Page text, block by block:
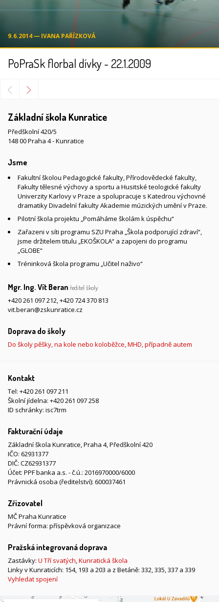
9.6.2014 ― IVANA PAŘÍZKOVÁ
PoPraSk florbal dívky - 22.1.2009
Základní škola Kunratice
Předškolní 420/5
148 00 Praha 4 - Kunratice
Jsme
Fakultní školou Pedagogické fakulty, Přírodovědecké fakulty,
Fakulty tělesné výchovy a sportu a Husitské teologické fakulty
Univerzity Karlovy v Praze a spolupracuje s Katedrou výchovné
dramatiky Divadelní fakulty Akademie múzických umění v Praze.
Pilotní škola projektu „Pomáháme školám k úspěchu“
Zařazeni v síti programu SZU Praha „Škola podporující zdraví“,
jsme držitelem titulu „EKOŠKOLA“ a zapojeni do programu
„GLOBE“
Tréninková škola programu „Učitel naživo“
Mgr. Ing. Vít Beran ředitel školy
+420 261 097 212,+420 724 370 813
vit.beran@zskunratice.cz
Doprava do školy
Do školy pěšky, na kole nebo koloběžce, MHD, případně autem
Kontakt
Tel: +420 261 097 211
Školní jídelna: +420 261 097 258
ID schránky: isc7trm
Fakturační údaje
Základní škola Kunratice, Praha 4, Předškolní 420
IČO: 62931377
DIČ: CZ62931377
Účet: PPF banka a.s. - č.ú.: 2016970000/6000
Právnická osoba (ředitelství): 600037461
Zřizovatel
MČ Praha Kunratice
Právní forma: příspěvková organizace
Pražská integrovaná doprava
Zastávky: U Tří svatých,Kunratická škola
Linky v Kunraticích: 154, 193 a 203 a z Betáně: 332, 335, 337 a 339
Vyhledat spojení